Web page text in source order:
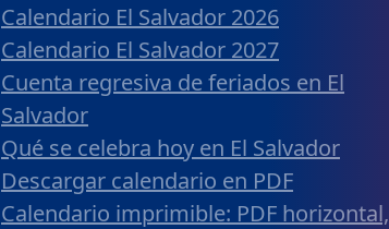
Calendario El Salvador 2026
Calendario El Salvador 2027
Cuenta regresiva de feriados en El
Salvador
Qué se celebra hoy en El Salvador
Descargar calendario en PDF
Calendario imprimible: PDF horizontal,